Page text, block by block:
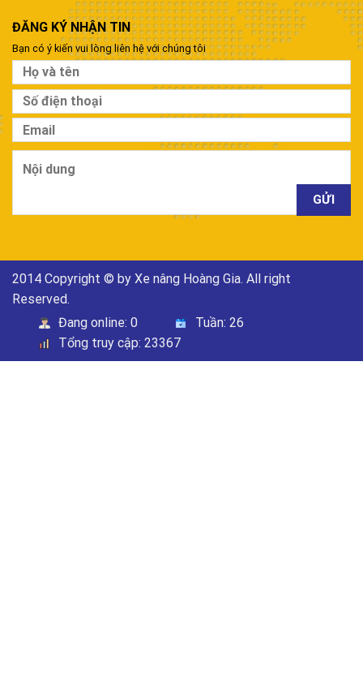
ĐĂNG KÝ NHẬN TIN
Bạn có ý kiến vui lòng liên hệ với chúng tôi
2014 Copyright © by Xe nâng Hoàng Gia. All right
Reserved.
Đang online: 0 Tuần: 26
Tổng truy cập: 23367